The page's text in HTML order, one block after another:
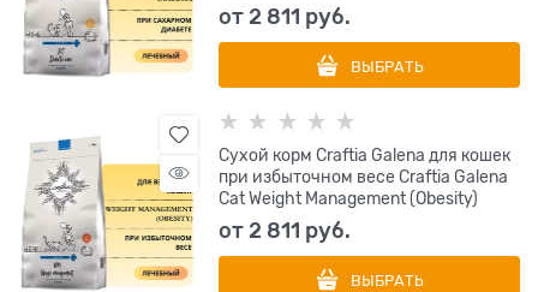
от2 811 руб.
ВЫБРАТЬ
Сухой корм Craftia Galena для кошек
при избыточном весе Craftia Galena
Cat Weight Management (Obesity)
от2 811 руб.
ВЫБРАТЬ